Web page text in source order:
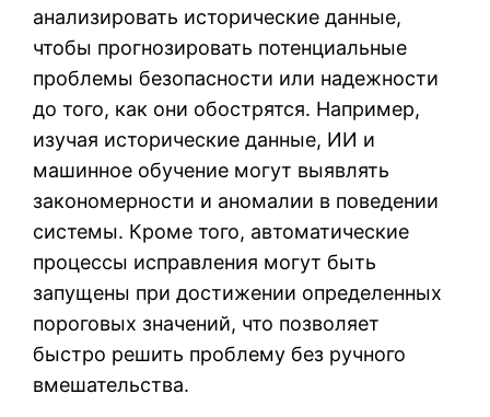
анализировать исторические данные,
чтобы прогнозировать потенциальные
проблемы безопасности или надежности
до того, как они обострятся. Например,
изучая исторические данные, ИИ и
машинное обучение могут выявлять
закономерности и аномалии в поведении
системы. Кроме того, автоматические
процессы исправления могут быть
запущены при достижении определенных
пороговых значений, что позволяет
быстро решить проблему без ручного
вмешательства.